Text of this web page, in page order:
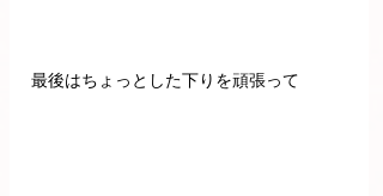
最後はちょっとした下りを頑張って